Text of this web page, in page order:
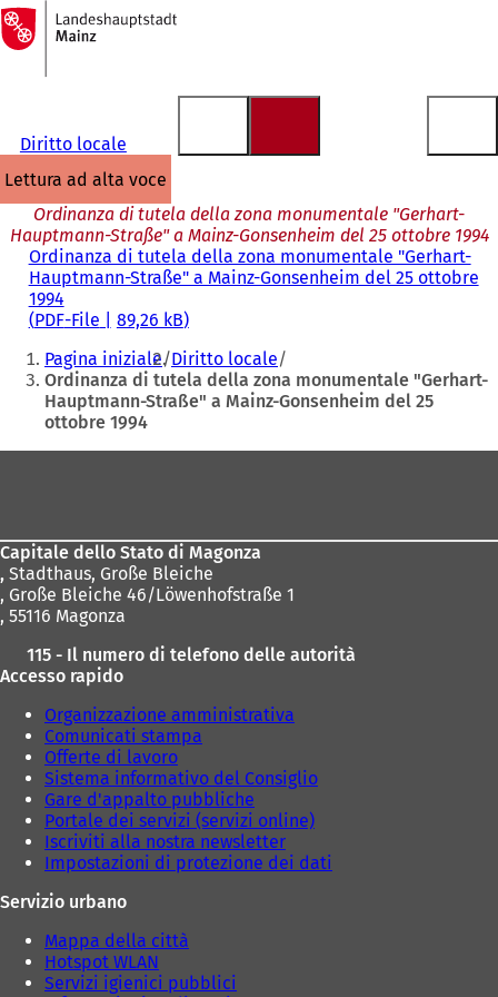
Vai al contenuto
Alla
pagina
iniziale
Diritto locale
lettura ad alta voce
Ordinanza di tutela della zona monumentale "Gerhart-
Hauptmann-Straße" a Mainz-Gonsenheim del 25 ottobre 1994
Ordinanza di tutela della zona monumentale "Gerhart-
Hauptmann-Straße" a Mainz-Gonsenheim del 25 ottobre
1994
PDF-File 89,26 kB
Siete
qui:
Pagina iniziale Diritto locale
Ordinanza di tutela della zona monumentale "Gerhart-
Hauptmann-Straße" a Mainz-Gonsenheim del 25
ottobre 1994
Capitale dello Stato di Magonza
, Stadthaus, Große Bleiche
, Große Bleiche 46/Löwenhofstraße 1
, 55116 Magonza
115 - Il numero di telefono delle autorità
Accesso rapido
Organizzazione amministrativa
Comunicati stampa
Offerte di lavoro
Sistema informativo del Consiglio
Gare d'appalto pubbliche
Portale dei servizi (servizi online)
Iscriviti alla nostra newsletter
Impostazioni di protezione dei dati
Servizio urbano
Mappa della città
Hotspot WLAN
Servizi igienici pubblici